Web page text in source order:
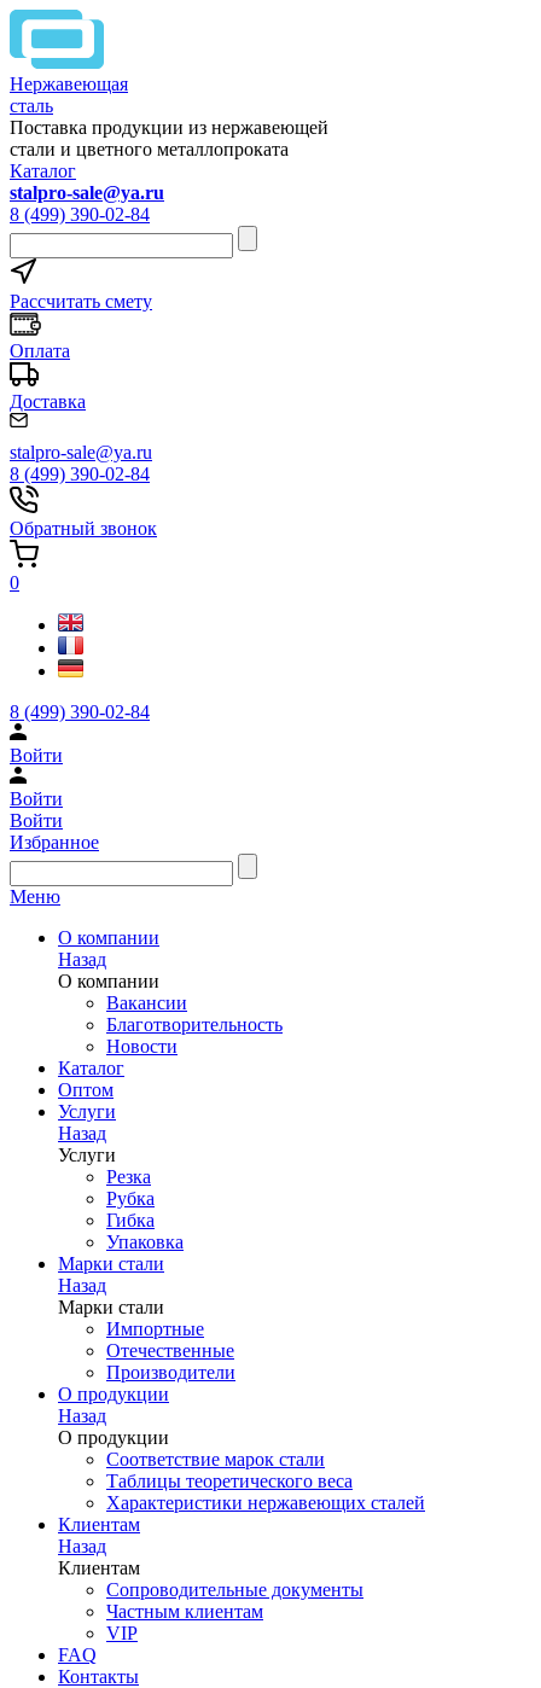
Нержавеющая
сталь
Поставка продукции из нержавеющей
стали и цветного металлопроката
Каталог
stalpro-sale@ya.ru
8 (499) 390-02-84
Рассчитать смету
Оплата
Доставка
stalpro-sale@ya.ru
8 (499) 390-02-84
Обратный звонок
0
8 (499) 390-02-84
Войти
Войти
Войти
Избранное
Меню
О компании
Назад
О компании
Вакансии
Благотворительность
Новости
Каталог
Оптом
Услуги
Назад
Услуги
Резка
Рубка
Гибка
Упаковка
Марки стали
Назад
Марки стали
Импортные
Отечественные
Производители
О продукции
Назад
О продукции
Соответствие марок стали
Таблицы теоретического веса
Характеристики нержавеющих сталей
Клиентам
Назад
Клиентам
Сопроводительные документы
Частным клиентам
VIP
FAQ
Контакты